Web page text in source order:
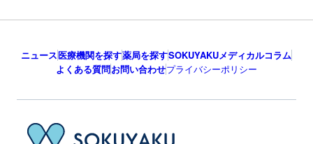
ニュース医療機関を探す薬局を探すSOKUYAKUメディカルコラム
よくある質問お問い合わせプライバシーポリシー